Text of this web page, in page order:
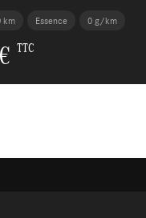
km Essence 0 g/km
TTC